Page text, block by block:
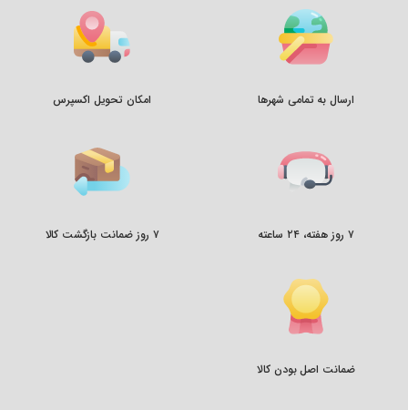
ارسال به تمامی شهرها امکان تحویل اکسپرس
۷ روز هفته، ۲۴ ساعته ۷ روز ضمانت بازگشت کالا
ضمانت اصل بودن کالا